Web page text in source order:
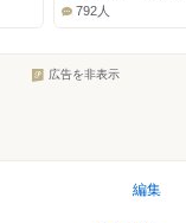
792人
広告を非表示
編集